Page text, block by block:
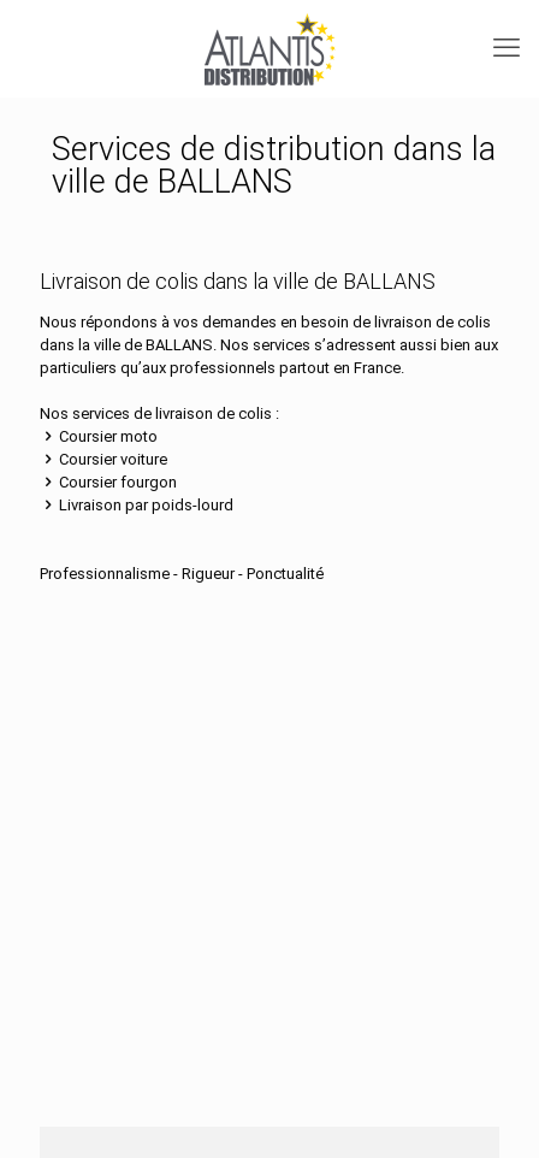
Services de distribution dans la
ville de BALLANS
Livraison de colis dans la ville de BALLANS
Nous répondons à vos demandes en besoin de livraison de colis
dans la ville de BALLANS. Nos services s’adressent aussi bien aux
particuliers qu’aux professionnels partout en France.
Nos services de livraison de colis :
Coursier moto
Coursier voiture
Coursier fourgon
Livraison par poids-lourd
Professionnalisme - Rigueur - Ponctualité